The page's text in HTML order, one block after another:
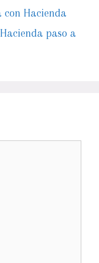
con Hacienda
paso a